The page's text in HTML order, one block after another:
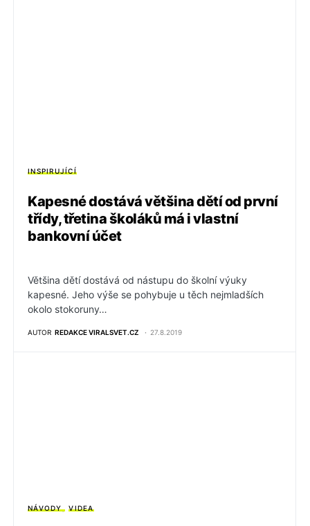
INSPIRUJÍCÍ
Kapesné dostává většina dětí od první
třídy, třetina školáků má i vlastní
bankovní účet
Většina dětí dostává od nástupu do školní výuky
kapesné. Jeho výše se pohybuje u těch nejmladších
okolo stokoruny…
AUTOR REDAKCE VIRALSVET.CZ 27.8.2019
NÁVODY VIDEA